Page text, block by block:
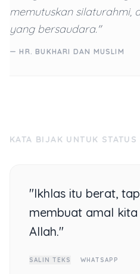
memutuskan silaturahmi,
yang bersaudara."
— HR. BUKHARI DAN MUSLIM
KATA BIJAK UNTUK STATUS
"Ikhlas itu berat,
membuat amal kita
Allah."
SALIN TEKS WHATSAPP